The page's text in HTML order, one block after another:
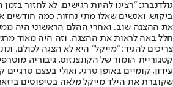
גולדנברג: "רצינו להיות רגישים, לא לחזור בזמן
את ההצגה שוב, ואחרי ההלם הראשוני היה
חלל באה לראות את ההצגה, וזה היה מאוד
צריכים להגיד: "מייקל" היא לא הצגה לכולם,
קטגוריית הומור של הקונצנזוס. גיבוריה
עידון, קומיים באופן טרגי, ואולי בעצם
שקוברת את הילד מייקל מלאה בטיפוסים